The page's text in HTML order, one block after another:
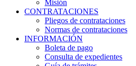
Misión
CONTRATACIONES
Pliegos de contrataciones
Normas de contrataciones
INFORMACIÓN
Boleta de pago
Consulta de expedientes